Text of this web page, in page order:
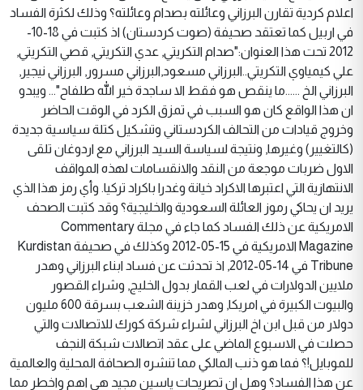
اعلام كردية تقارن البرزاني وعائلته بصدام وعائلته؟ وذلك لكثرة الفساد
في اربيل كما تعتقد صحيفة (صوت كردستان) اذ كتبت في 18-10-
2012 تحت هذا العنوان:"صدام التكريتي, عدي التكريتي, قصي التكريتي,
علي كيمياوي التكريتي..البرزاني مسعود,البرزاني مسرور, البرزاني نيجير,
البرزاني الخ ......ما ينقص هو فقط الا ساجدة خير الله طلفاح"... ويبدو
ان هذا الواقع كان هو السبب في تمزق الكرد في الوقت الحاضر
وخروج قيادات من التحالف الكردستاني وتشكيل كتلة سياسية جديدة
(كالتغيير) وغيرها, ونتيجة لسياسة السيد البرزاني مع اردوغان تلقى
الاول ضربات موجعة من النقد والانقسامات لهذه المواقف
الانتهازية التي اعتبرها الاكراد خيانة وغدرا باكراد تركيا. وأي رمز هذا الذي
يريد ان يحاكي رموز العائلة السعودية والخليجية؟ وقد كتبت الصحف
الامريكية عن ذلك الفساد كما جاء في مجلة Commentary
Magazine الامريكية في 15-05-2012 وكذلك في صحيفة Kurdistan
Tribune في 14-05-2012, اذ تحدثت عن فساد ابناء البرزاني وهدر
ملايين الدولارات في لعب القمار بدول الخليج, وشراء القصور
والبيوت الكبيرة في امريكا, وهدر خزينة الشعب بسرقة 600 مليون
دولار من قبل ابن اخ البرزاني لشراء شركة كورك للاتصالات والتي
حصلت في الاسبوع الماضي على عقد اتصالات شبكة النجف
للموبايل!؟ فما هو ذنب المالكي مما تنشره الصحافة المحلية والعالمية
عن هذا الفساد؟ وهل ان تصريحات ياسين مجيد هي اهم واخطر مما